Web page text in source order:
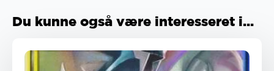
Du kunne også være interesseret i...